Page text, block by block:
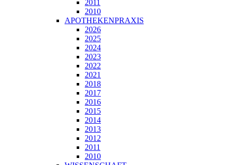
2011
2010
APOTHEKENPRAXIS
2026
2025
2024
2023
2022
2021
2018
2017
2016
2015
2014
2013
2012
2011
2010